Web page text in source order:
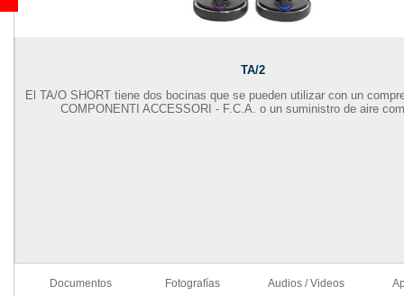
TA/2
El TA/O SHORT tiene dos bocinas que se pueden utilizar con un
COMPONENTI ACCESSORI - F.C.A. o un suministro de aire
Documentos Fotografías Audios / Videos